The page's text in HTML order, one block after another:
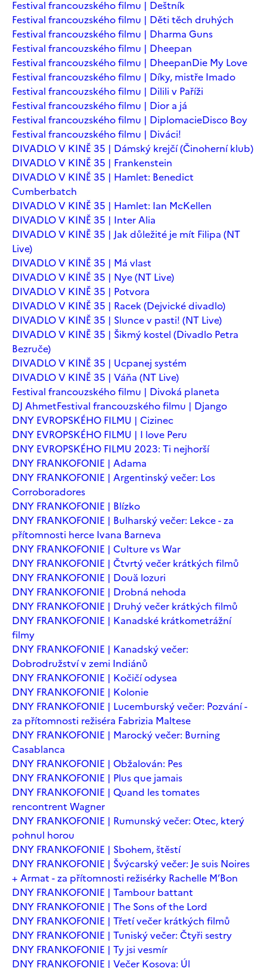
Festival francouzského filmu | Deštník
Festival francouzského filmu | Děti těch druhých
Festival francouzského filmu | Dharma Guns
Festival francouzského filmu | Dheepan
Festival francouzského filmu | DheepanDie My Love
Festival francouzského filmu | Díky, mistře Imado
Festival francouzského filmu | Dilili v Paříži
Festival francouzského filmu | Dior a já
Festival francouzského filmu | DiplomacieDisco Boy
Festival francouzského filmu | Diváci!
DIVADLO V KINĚ 35 | Dámský krejčí (Činoherní klub)
DIVADLO V KINĚ 35 | Frankenstein
DIVADLO V KINĚ 35 | Hamlet: Benedict
Cumberbatch
DIVADLO V KINĚ 35 | Hamlet: Ian McKellen
DIVADLO V KINĚ 35 | Inter Alia
DIVADLO V KINĚ 35 | Jak důležité je mít Filipa (NT
Live)
DIVADLO V KINĚ 35 | Má vlast
DIVADLO V KINĚ 35 | Nye (NT Live)
DIVADLO V KINĚ 35 | Potvora
DIVADLO V KINĚ 35 | Racek (Dejvické divadlo)
DIVADLO V KINĚ 35 | Slunce v pasti! (NT Live)
DIVADLO V KINĚ 35 | Šikmý kostel (Divadlo Petra
Bezruče)
DIVADLO V KINĚ 35 | Ucpanej systém
DIVADLO V KINĚ 35 | Váňa (NT Live)
Festival francouzského filmu | Divoká planeta
DJ AhmetFestival francouzského filmu | Django
DNY EVROPSKÉHO FILMU | Cizinec
DNY EVROPSKÉHO FILMU | I love Peru
DNY EVROPSKÉHO FILMU 2023: Ti nejhorší
DNY FRANKOFONIE | Adama
DNY FRANKOFONIE | Argentinský večer: Los
Corroboradores
DNY FRANKOFONIE | Blízko
DNY FRANKOFONIE | Bulharský večer: Lekce - za
přítomnosti herce Ivana Barneva
DNY FRANKOFONIE | Culture vs War
DNY FRANKOFONIE | Čtvrtý večer krátkých filmů
DNY FRANKOFONIE | Două lozuri
DNY FRANKOFONIE | Drobná nehoda
DNY FRANKOFONIE | Druhý večer krátkých filmů
DNY FRANKOFONIE | Kanadské krátkometrážní
filmy
DNY FRANKOFONIE | Kanadský večer:
Dobrodružství v zemi Indiánů
DNY FRANKOFONIE | Kočičí odysea
DNY FRANKOFONIE | Kolonie
DNY FRANKOFONIE | Lucemburský večer: Pozvání -
za přítomnosti režiséra Fabrizia Maltese
DNY FRANKOFONIE | Marocký večer: Burning
Casablanca
DNY FRANKOFONIE | Obžalován: Pes
DNY FRANKOFONIE | Plus que jamais
DNY FRANKOFONIE | Quand les tomates
rencontrent Wagner
DNY FRANKOFONIE | Rumunský večer: Otec, který
pohnul horou
DNY FRANKOFONIE | Sbohem, štěstí
DNY FRANKOFONIE | Švýcarský večer: Je suis Noires
+ Armat - za přítomnosti režisérky Rachelle M’Bon
DNY FRANKOFONIE | Tambour battant
DNY FRANKOFONIE | The Sons of the Lord
DNY FRANKOFONIE | Třetí večer krátkých filmů
DNY FRANKOFONIE | Tuniský večer: Čtyři sestry
DNY FRANKOFONIE | Ty jsi vesmír
DNY FRANKOFONIE | Večer Kosova: Úl